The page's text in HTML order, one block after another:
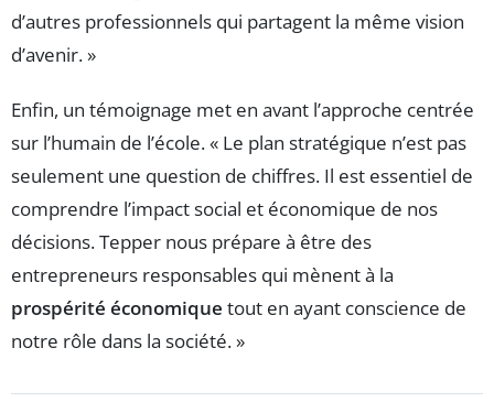
d’autres professionnels qui partagent la même vision
d’avenir. »
Enfin, un témoignage met en avant l’approche centrée
sur l’humain de l’école. « Le plan stratégique n’est pas
seulement une question de chiffres. Il est essentiel de
comprendre l’impact social et économique de nos
décisions. Tepper nous prépare à être des
entrepreneurs responsables qui mènent à la
prospérité économique tout en ayant conscience de
notre rôle dans la société. »